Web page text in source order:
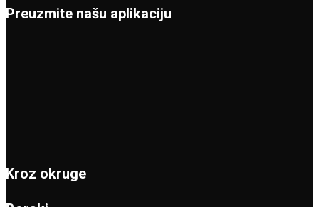
Preuzmite našu aplikaciju
Kroz okruge